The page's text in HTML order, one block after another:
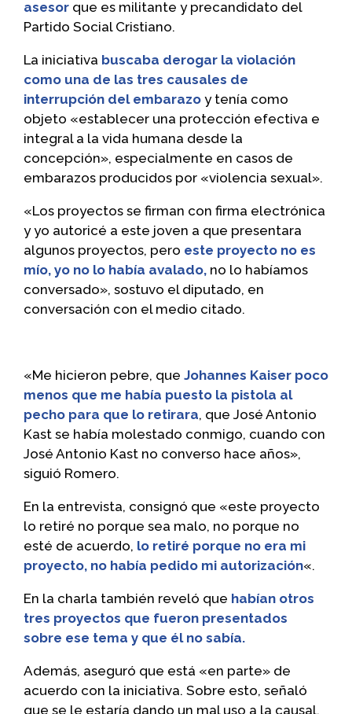
asesor que es militante y precandidato del
Partido Social Cristiano.
La iniciativa buscaba derogar la violación
como una de las tres causales de
interrupción del embarazo y tenía como
objeto «establecer una protección efectiva e
integral a la vida humana desde la
concepción», especialmente en casos de
embarazos producidos por «violencia sexual».
«Los proyectos se firman con firma electrónica
y yo autoricé a este joven a que presentara
algunos proyectos, pero este proyecto no es
mío, yo no lo había avalado, no lo habíamos
conversado», sostuvo el diputado, en
conversación con el medio citado.
«Me hicieron pebre, que Johannes Kaiser poco
menos que me había puesto la pistola al
pecho para que lo retirara, que José Antonio
Kast se había molestado conmigo, cuando con
José Antonio Kast no converso hace años»,
siguió Romero.
En la entrevista, consignó que «este proyecto
lo retiré no porque sea malo, no porque no
esté de acuerdo, lo retiré porque no era mi
proyecto, no había pedido mi autorización«.
En la charla también reveló que habían otros
tres proyectos que fueron presentados
sobre ese tema y que él no sabía.
Además, aseguró que está «en parte» de
acuerdo con la iniciativa. Sobre esto, señaló
que se le estaría dando un mal uso a la causal.